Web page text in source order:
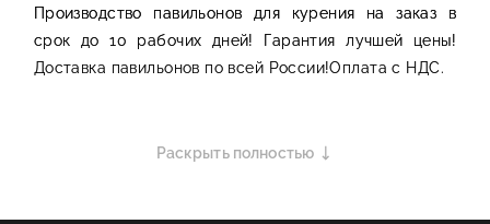
Производство павильонов для курения на заказ в
срок до 10 рабочих дней! Гарантия лучшей цены!
Доставка павильонов по всей России!Оплата с НДС.
Раскрыть полностью